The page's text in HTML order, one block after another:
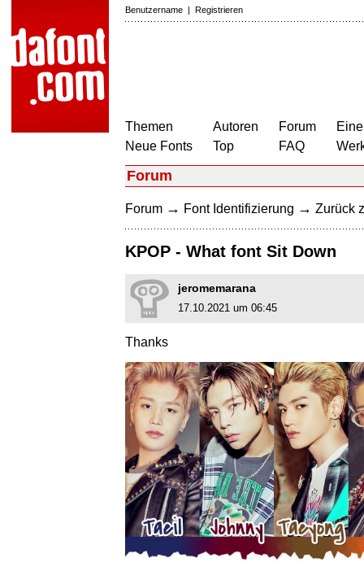
Benutzername | Registrieren
Themen
Neue Fonts
Autoren
Top
Forum
FAQ
Forum
Forum → Font Identifizierung → Zurück
KPOP - What font Sit Down
jeromemarana
17.10.2021 um 06:45
Thanks